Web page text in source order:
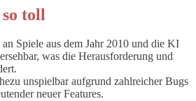
toll
Spiele aus dem Jahr 2010 und die KI
was die Herausforderung und
unspielbar aufgrund zahlreicher Bugs
neuer Features.